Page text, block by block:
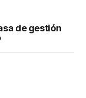
de gestión